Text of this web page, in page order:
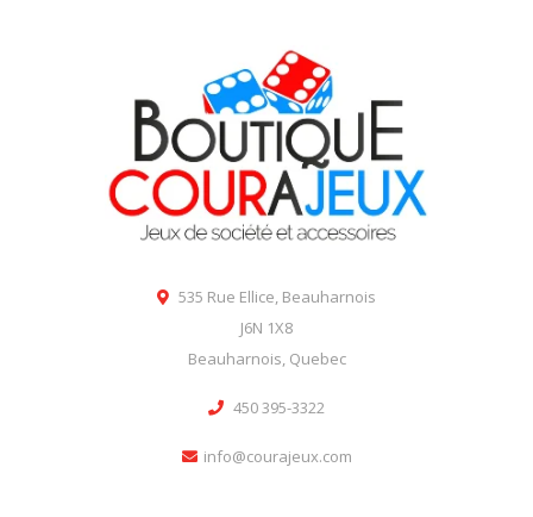
535 Rue Ellice, Beauharnois
J6N 1X8
Beauharnois, Quebec
450 395-3322
info@courajeux.com